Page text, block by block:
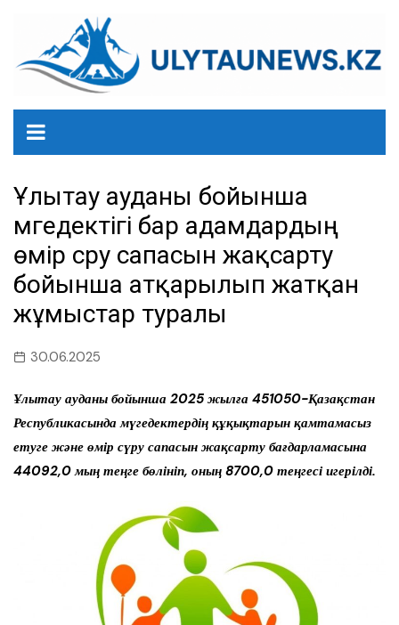
содержанию
Ұлытау ауданы бойынша
мүгедектігі бар адамдардың
өмір сүру сапасын жақсарту
бойынша атқарылып жатқан
жұмыстар туралы
30.06.2025
Ұлытау ауданы бойынша 2025 жылға 451050-Қазақстан
Республикасында мүгедектердің құқықтарын қамтамасыз
етуге және өмір сүру сапасын жақсарту бағдарламасына
44092,0 мың теңге бөлініп, оның 8700,0 теңгесі игерілді.